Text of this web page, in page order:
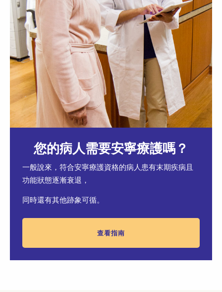
您的病人需要安寧療護嗎？
一般說來，符合安寧療護資格的病人患有末期疾病且
功能狀態逐漸衰退，
同時還有其他跡象可循。
查看指南